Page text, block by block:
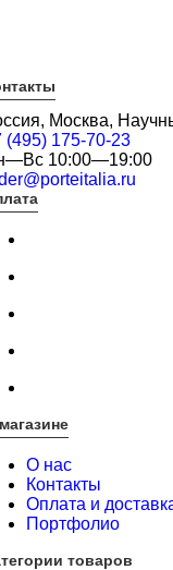
Москва,
(495) 175-70-23
10:00—19:00
О нас
Контакты
Оплата и
Портфолио
товаров